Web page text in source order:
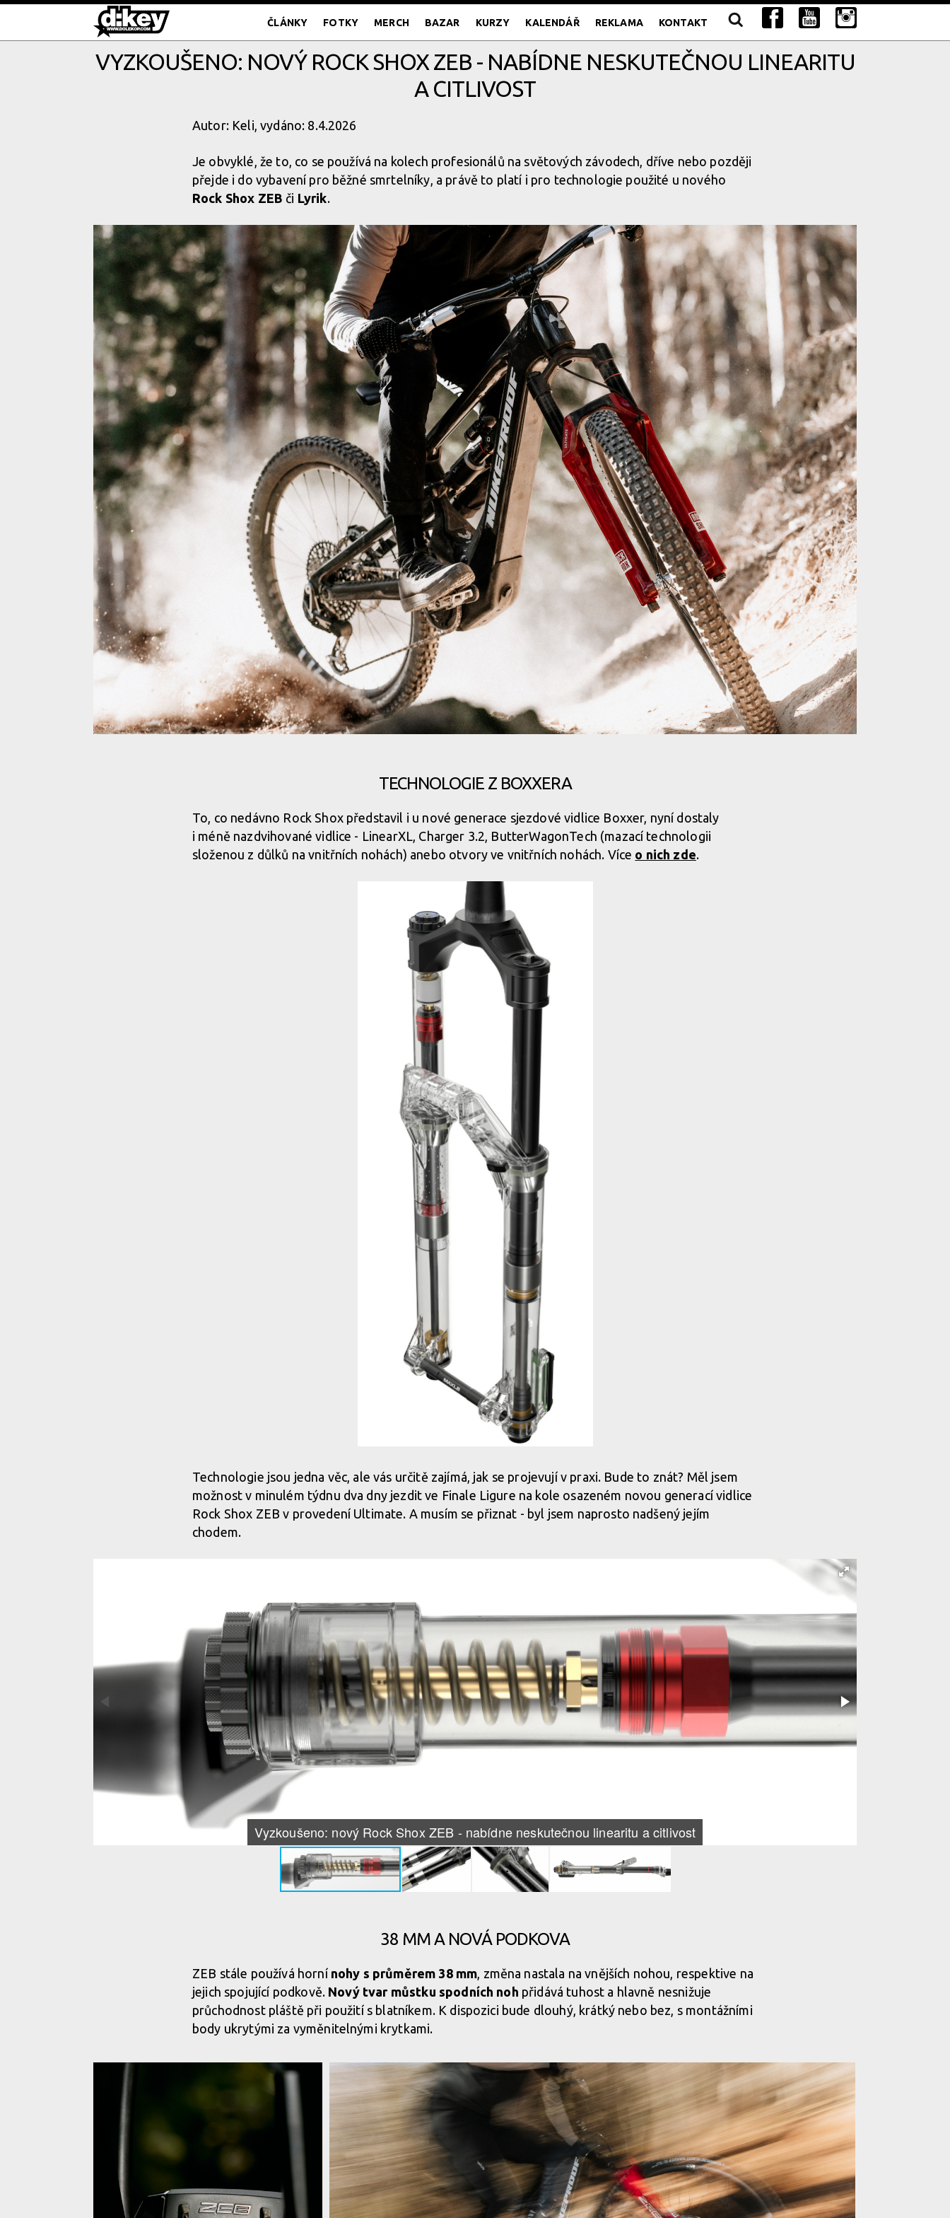
ČLÁNKY FOTKY MERCH BAZAR KURZY KALENDÁŘ REKLAMA KONTAKT
VYZKOUŠENO: NOVÝ ROCK SHOX ZEB - NABÍDNE NESKUTEČNOU LINEARITU
A CITLIVOST
Autor: Keli, vydáno: 8.4.2026
Je obvyklé, že to, co se používá na kolech profesionálů na světových závodech, dříve nebo později
přejde i do vybavení pro běžné smrtelníky, a právě to platí i pro technologie použité u nového
Rock Shox ZEB či Lyrik.
TECHNOLOGIE Z BOXXERA
To, co nedávno Rock Shox představil i u nové generace sjezdové vidlice Boxxer, nyní dostaly
i méně nazdvihované vidlice - LinearXL, Charger 3.2, ButterWagonTech (mazací technologii
složenou z důlků na vnitřních nohách) anebo otvory ve vnitřních nohách. Více o nich zde.
Technologie jsou jedna věc, ale vás určitě zajímá, jak se projevují v praxi. Bude to znát? Měl jsem
možnost v minulém týdnu dva dny jezdit ve Finale Ligure na kole osazeném novou generací vidlice
Rock Shox ZEB v provedení Ultimate. A musím se přiznat - byl jsem naprosto nadšený jejím
chodem.
Vyzkoušeno: nový Rock Shox ZEB - nabídne neskutečnou linearitu a citlivost
38 MM A NOVÁ PODKOVA
ZEB stále používá horní nohy s průměrem 38 mm , změna nastala na vnějších nohou, respektive na
jejich spojující podkově. Nový tvar můstku spodních noh přidává tuhost a hlavně nesnižuje
průchodnost pláště při použití s blatníkem. K dispozici bude dlouhý, krátký nebo bez, s montážními
body ukrytými za vyměnitelnými krytkami.